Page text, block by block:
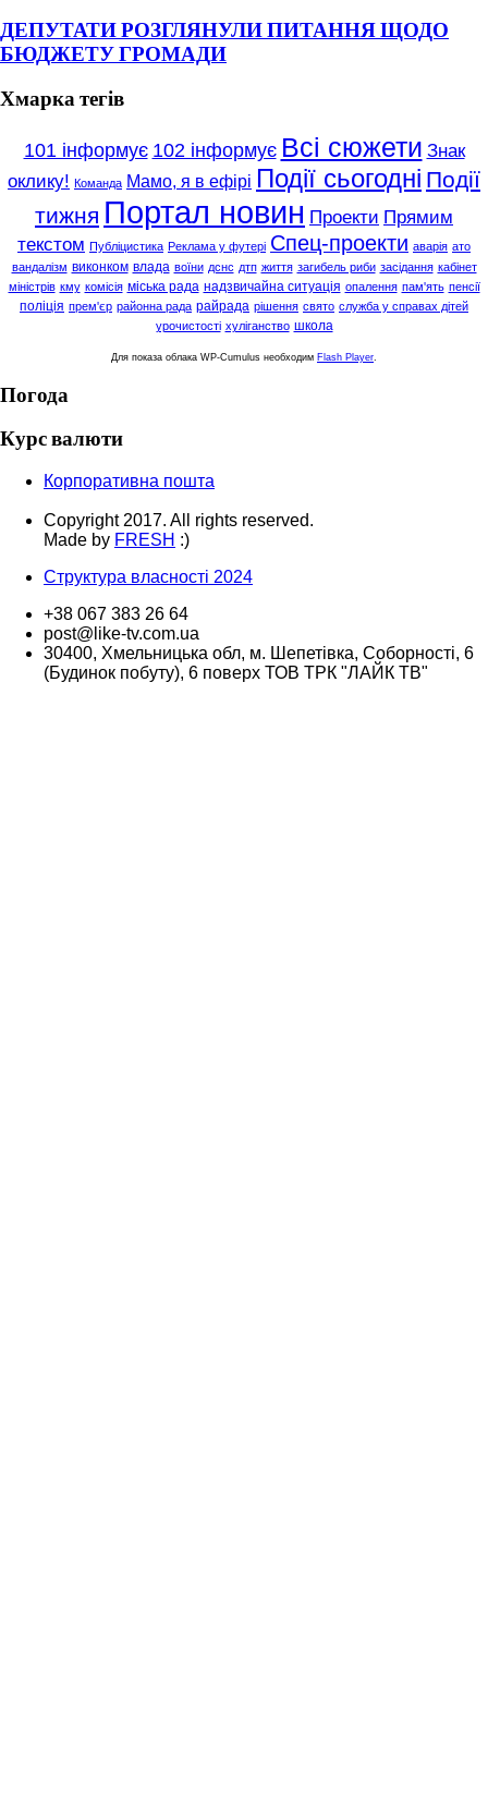
ДЕПУТАТИ РОЗГЛЯНУЛИ ПИТАННЯ ЩОДО
БЮДЖЕТУ ГРОМАДИ
Хмарка тегів
101 інформує 102 інформує Всі сюжети Знак
оклику! Команда Мамо, я в ефірі Події сьогодні Події
тижня Портал новин Проекти Прямим
текстом Публіцистика Реклама у футері Спец-проекти аварія ато
вандалізм виконком влада воїни дснс дтп життя загибель риби засідання кабінет
міністрів кму комісія міська рада надзвичайна ситуація опалення пам'ять пенсії
поліція прем'єр районна рада райрада рішення свято служба у справах дітей
урочистості хуліганство школа
Для показа облака WP-Cumulus необходим Flash Player
Погода
Курс валюти
Корпоративна пошта
Copyright 2017. All rights reserved.
Made by FRESH :)
Структура власності 2024
+38 067 383 26 64
post@like-tv.com.ua
30400, Хмельницька обл, м. Шепетівка, Соборності, 6
(Будинок побуту), 6 поверх ТОВ ТРК "ЛАЙК ТВ"